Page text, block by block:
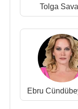
Tolga
Ebru